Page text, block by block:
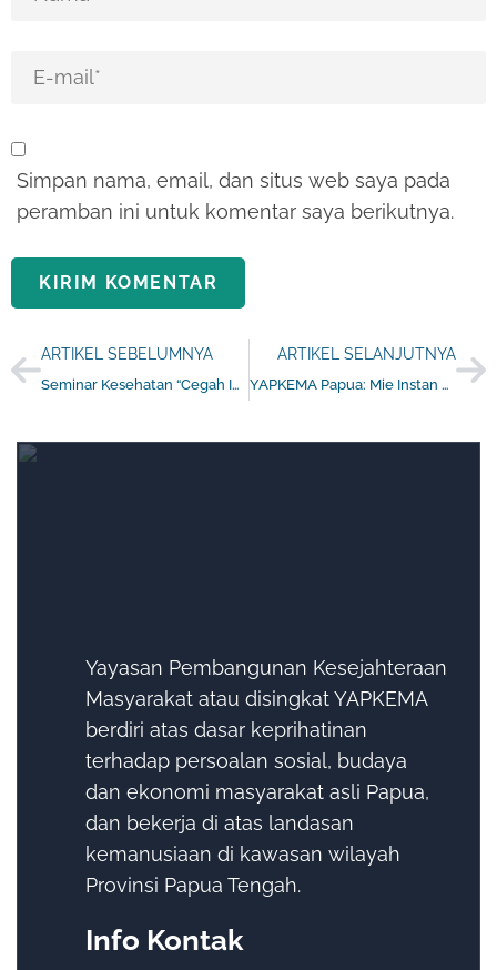
Simpan nama, email, dan situs web saya pada
peramban ini untuk komentar saya berikutnya.
ARTIKEL SEBELUMNYA
Seminar Kesehatan “Cegah IMS di Kalangan Muda”, YAPKEMA Papua dan STT Walter Post Perkuat Kolaborasi
ARTIKEL SELANJUTNYA
YAPKEMA Papua: Mie Instan Bisa Bikin Kenyang, Tapi Pangan Lokal Bikin Hidup
Yayasan Pembangunan Kesejahteraan
Masyarakat atau disingkat YAPKEMA
berdiri atas dasar keprihatinan
terhadap persoalan sosial, budaya
dan ekonomi masyarakat asli Papua,
dan bekerja di atas landasan
kemanusiaan di kawasan wilayah
Provinsi Papua Tengah.
Info Kontak